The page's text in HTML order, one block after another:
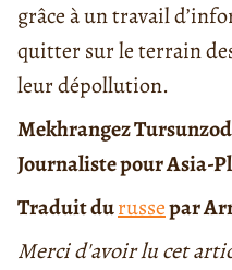
grâce à un travail
quitter sur le terrain
leur dépollution.
Mekhrangez
Journaliste pour Asia-
Traduit durussepar
Merci d'avoir lu cet